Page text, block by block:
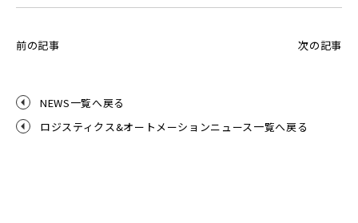
前の記事 次の記事
NEWS一覧へ戻る
ロジスティクス&オートメーションニュース一覧へ戻る